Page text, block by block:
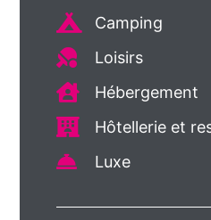
Camping
Loisirs
Hébergement
Hôtellerie et
Luxe